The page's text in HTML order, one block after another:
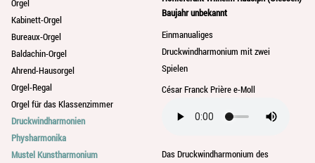
Orgel
Kabinett-Orgel
Bureaux-Orgel
Baldachin-Orgel
Ahrend-Hausorgel
Orgel-Regal
Orgel für das Klassenzimmer
Druckwindharmonien
Physharmonika
Mustel Kunstharmonium
Baujahr unbekannt
Einmanualiges
Druckwindharmonium mit zwei
Spielen
César Franck Prière e-Moll
Das Druckwindharmonium des